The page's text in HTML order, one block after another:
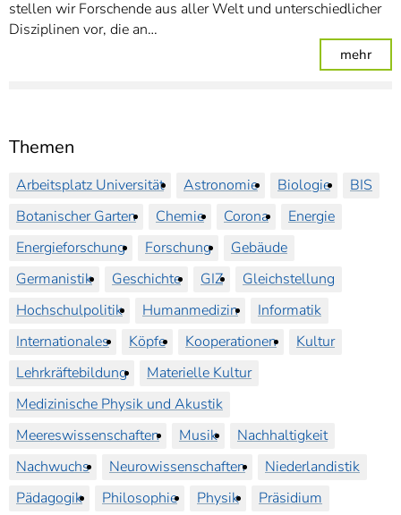
Themen
Arbeitsplatz Universität Astronomie Biologie
BIS
Botanischer Garten
Chemie Corona
Energie
Energieforschung
Forschung
Gebäude
Germanistik
Geschichte GIZ
Gleichstellung
Hochschulpolitik
Humanmedizin
Informatik
Internationales
Köpfe Kooperationen
Kultur
Lehrkräftebildung
Materielle Kultur
Medizinische Physik und Akustik
Meereswissenschaften
Musik
Nachhaltigkeit
Nachwuchs
Neurowissenschaften
Niederlandistik
Pädagogik
Philosophie Physik
Präsidium
stellen wir Forschende aus aller Welt und unterschiedlicher
Disziplinen vor, die an…
mehr: